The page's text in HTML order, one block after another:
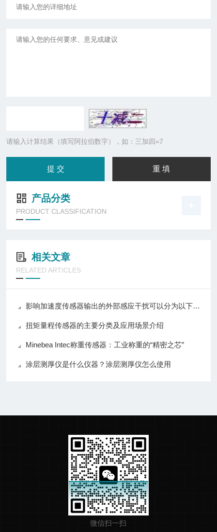
请输入计算结果（填写阿拉伯数字），如：三加四=7
产品分类
PRODUCT CLASSIFICATION
相关文章
RELATED ARTICLES
影响加速度传感器输出的外部感应干扰可以分为以下几种类型
扭矩量程传感器的主要分类及应用场景介绍
Minebea Intec称重传感器：工业称重的“精密之芯”
涂层测厚仪是什么仪器？涂层测厚仪怎么使用
微信扫一扫